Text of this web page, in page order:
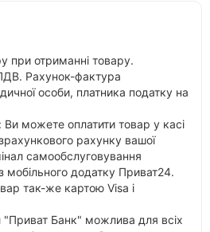
при отриманні товару.
Рахунок-фактура
особи, платника податку на
Ви можете оплатити товар у касі
рахунку вашої
самообслуговування
мобільного додатку Приват24.
так-же картою Visa і
"Приват Банк" можлива для всіх